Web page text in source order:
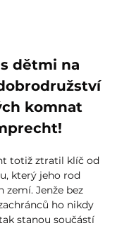
dětmi na
komnat
totiž ztratil klíč od
který jeho rod
zemí. Jenže bez
ho nikdy
stanou součástí